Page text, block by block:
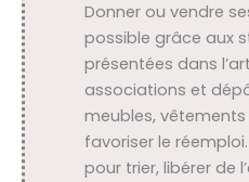
Donner ou vendre
possible grâce aux
présentées dans
associations et
meubles,
favoriser le
pour trier, libérer de